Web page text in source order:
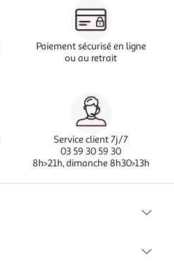
Paiement sécurisé en ligne
ou au retrait
Service client 7j/7
03 59 30 59 30
8h>21h, dimanche 8h30>13h